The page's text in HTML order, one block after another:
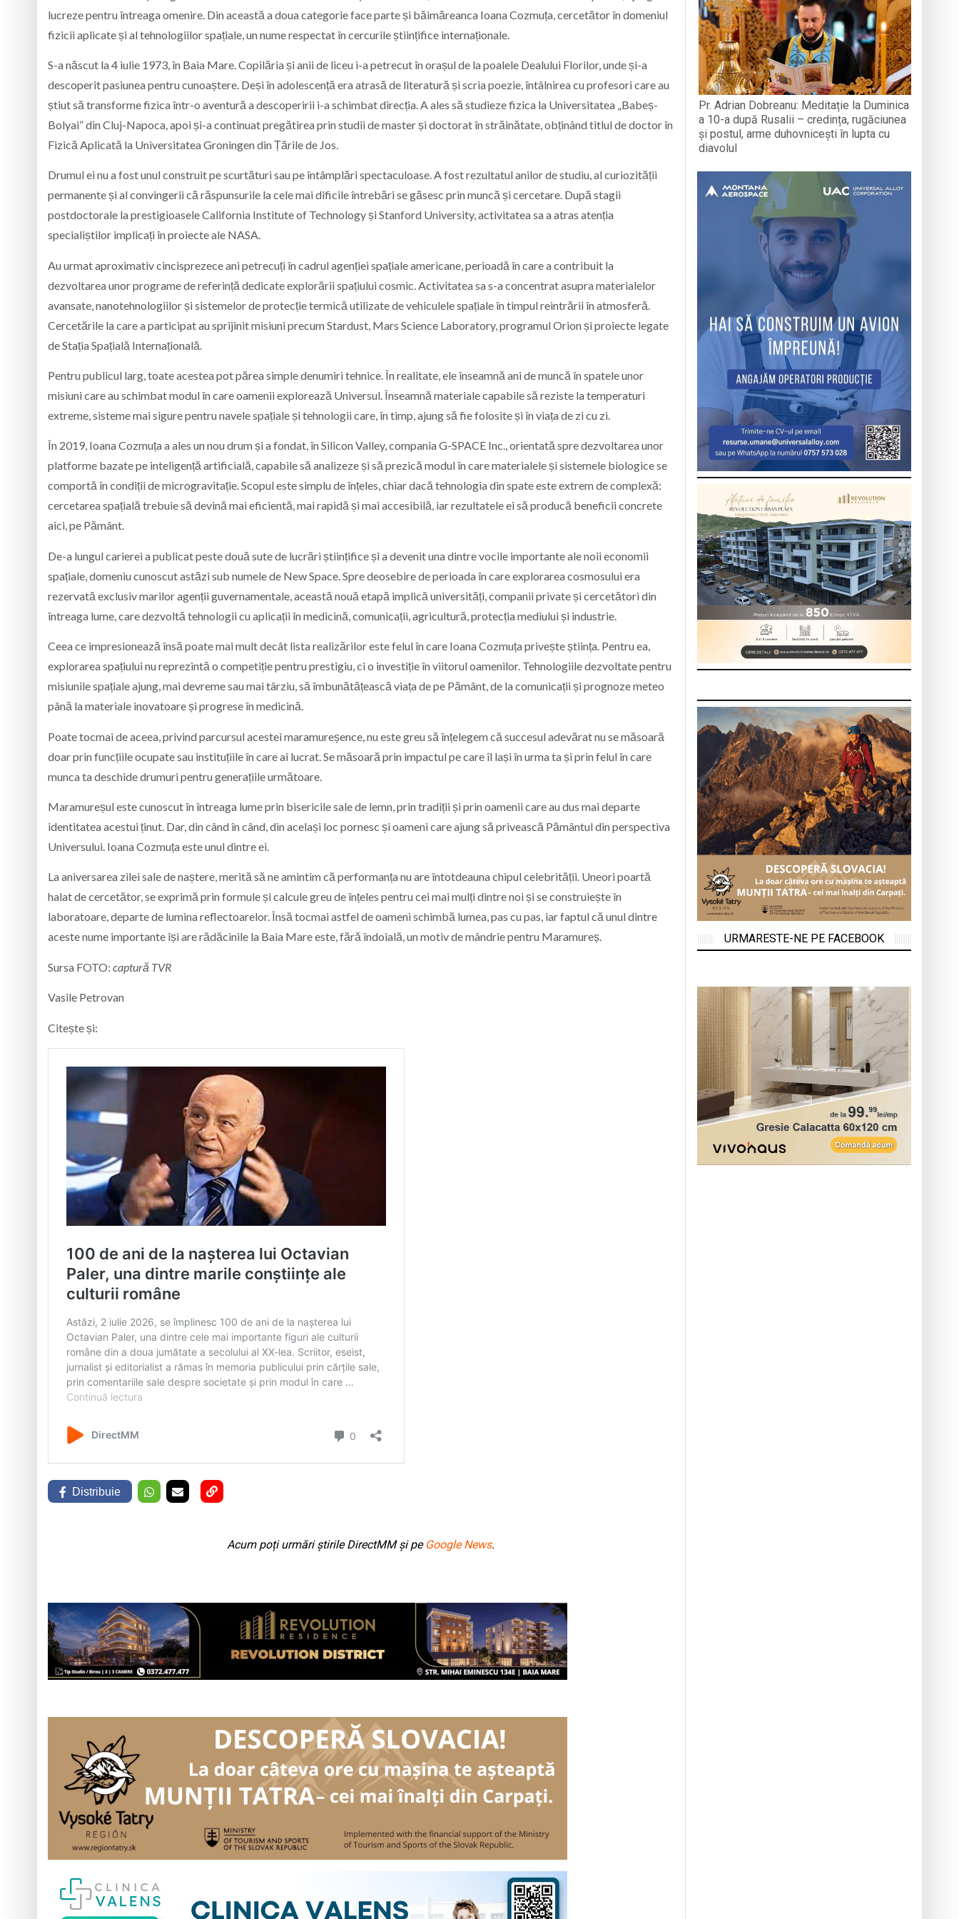
lucreze pentru întreaga omenire. Din această a doua categorie face parte și băimăreanca Ioana Cozmuța, cercetător în domeniul
fizicii aplicate și al tehnologiilor spațiale, un nume respectat în cercurile științifice internaționale.
S-a născut la 4 iulie 1973, în Baia Mare. Copilăria și anii de liceu i-a petrecut în orașul de la poalele Dealului Florilor, unde și-a
descoperit pasiunea pentru cunoaștere. Deși în adolescență era atrasă de literatură și scria poezie, întâlnirea cu profesori care au
știut să transforme fizica într-o aventură a descoperirii i-a schimbat direcția. A ales să studieze fizica la Universitatea „Babeș-
Bolyai” din Cluj-Napoca, apoi și-a continuat pregătirea prin studii de master și doctorat în străinătate, obținând titlul de doctor în
Fizică Aplicată la Universitatea Groningen din Țările de Jos.
Drumul ei nu a fost unul construit pe scurtături sau pe întâmplări spectaculoase. A fost rezultatul anilor de studiu, al curiozității
permanente și al convingerii că răspunsurile la cele mai dificile întrebări se găsesc prin muncă și cercetare. După stagii
postdoctorale la prestigioasele California Institute of Technology și Stanford University, activitatea sa a atras atenția
specialiștilor implicați în proiecte ale NASA.
Au urmat aproximativ cincisprezece ani petrecuți în cadrul agenției spațiale americane, perioadă în care a contribuit la
dezvoltarea unor programe de referință dedicate explorării spațiului cosmic. Activitatea sa s-a concentrat asupra materialelor
avansate, nanotehnologiilor și sistemelor de protecție termică utilizate de vehiculele spațiale în timpul reintrării în atmosferă.
Cercetările la care a participat au sprijinit misiuni precum Stardust, Mars Science Laboratory, programul Orion și proiecte legate
de Stația Spațială Internațională.
Pentru publicul larg, toate acestea pot părea simple denumiri tehnice. În realitate, ele înseamnă ani de muncă în spatele unor
misiuni care au schimbat modul în care oamenii explorează Universul. Înseamnă materiale capabile să reziste la temperaturi
extreme, sisteme mai sigure pentru navele spațiale și tehnologii care, în timp, ajung să fie folosite și în viața de zi cu zi.
În 2019, Ioana Cozmuța a ales un nou drum și a fondat, în Silicon Valley, compania G-SPACE Inc., orientată spre dezvoltarea unor
platforme bazate pe inteligență artificială, capabile să analizeze și să prezică modul în care materialele și sistemele biologice se
comportă în condiții de microgravitație. Scopul este simplu de înțeles, chiar dacă tehnologia din spate este extrem de complexă:
cercetarea spațială trebuie să devină mai eficientă, mai rapidă și mai accesibilă, iar rezultatele ei să producă beneficii concrete
aici, pe Pământ.
De-a lungul carierei a publicat peste două sute de lucrări științifice și a devenit una dintre vocile importante ale noii economii
spațiale, domeniu cunoscut astăzi sub numele de New Space. Spre deosebire de perioada în care explorarea cosmosului era
rezervată exclusiv marilor agenții guvernamentale, această nouă etapă implică universități, companii private și cercetători din
întreaga lume, care dezvoltă tehnologii cu aplicații în medicină, comunicații, agricultură, protecția mediului și industrie.
Ceea ce impresionează însă poate mai mult decât lista realizărilor este felul în care Ioana Cozmuța privește știința. Pentru ea,
explorarea spațiului nu reprezintă o competiție pentru prestigiu, ci o investiție în viitorul oamenilor. Tehnologiile dezvoltate pentru
misiunile spațiale ajung, mai devreme sau mai târziu, să îmbunătățească viața de pe Pământ, de la comunicații și prognoze meteo
până la materiale inovatoare și progrese în medicină.
Poate tocmai de aceea, privind parcursul acestei maramureșence, nu este greu să înțelegem că succesul adevărat nu se măsoară
doar prin funcțiile ocupate sau instituțiile în care ai lucrat. Se măsoară prin impactul pe care îl lași în urma ta și prin felul în care
munca ta deschide drumuri pentru generațiile următoare.
Maramureșul este cunoscut în întreaga lume prin bisericile sale de lemn, prin tradiții și prin oamenii care au dus mai departe
identitatea acestui ținut. Dar, din când în când, din același loc pornesc și oameni care ajung să privească Pământul din perspectiva
Universului. Ioana Cozmuța este unul dintre ei.
La aniversarea zilei sale de naștere, merită să ne amintim că performanța nu are întotdeauna chipul celebrității. Uneori poartă
halat de cercetător, se exprimă prin formule și calcule greu de înțeles pentru cei mai mulți dintre noi și se construiește în
laboratoare, departe de lumina reflectoarelor. Însă tocmai astfel de oameni schimbă lumea, pas cu pas, iar faptul că unul dintre
aceste nume importante își are rădăcinile la Baia Mare este, fără îndoială, un motiv de mândrie pentru Maramureș.
Sursa FOTO: captură TVR
Vasile Petrovan
Citește și:
Distribuie
Acum poți urmări știrile DirectMM și pe Google News.
Pr. Adrian Dobreanu: Meditație la Duminica
a 10-a după Rusalii – credința, rugăciunea
și postul, arme duhovnicești în lupta cu
diavolul
URMARESTE-NE PE FACEBOOK